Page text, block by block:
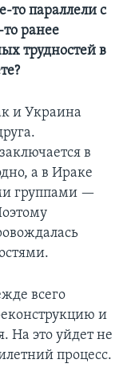
то параллели с
ранее
трудностей в
и Украина
в
а в Ираке
группами —
всего
и
На это уйдет не
процесс.